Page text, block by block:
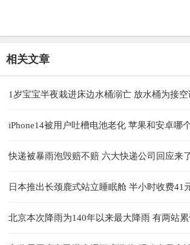
相关文章
1岁宝宝半夜栽进床边水桶溺亡 放水桶为接空
iPhone14被用户吐槽电池老化 苹果和安卓哪
快递被暴雨泡毁赔不赔 六大快递公司回应来
日本推出长颈鹿式站立睡眠舱 半小时收费41
北京本次降雨为140年以来最大降雨 有两站累计雨